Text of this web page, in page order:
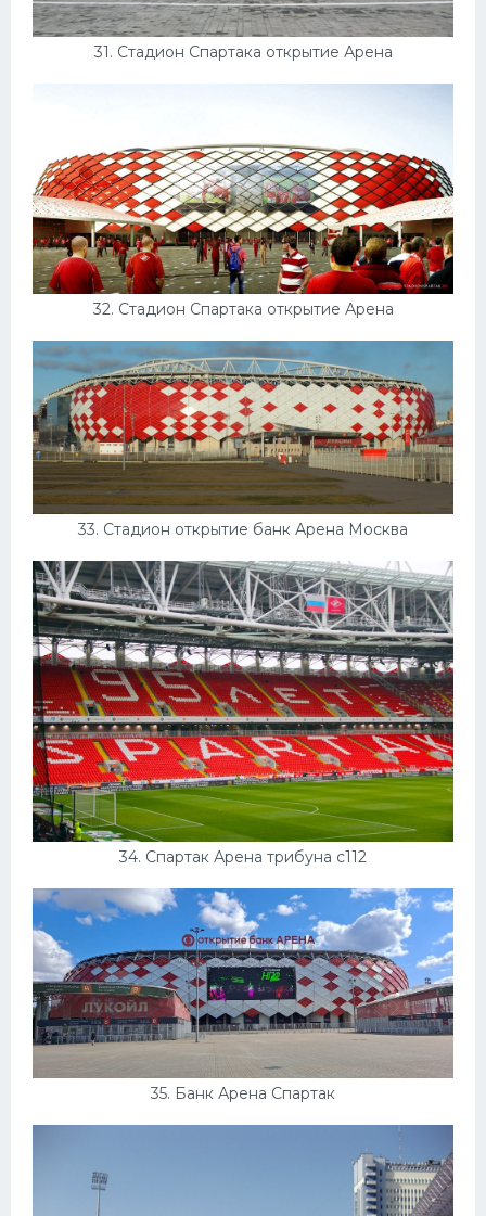
31. Стадион Спартака открытие Арена
32. Стадион Спартака открытие Арена
33. Стадион открытие банк Арена Москва
34. Спартак Арена трибуна с112
35. Банк Арена Спартак